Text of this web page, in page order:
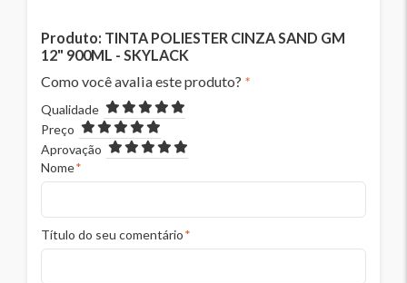
Produto: TINTA POLIESTER CINZA SAND GM
12" 900ML - SKYLACK
Como você avalia este produto? *
Qualidade
Preço
Aprovação
*
Nome
*
Título do seu comentário